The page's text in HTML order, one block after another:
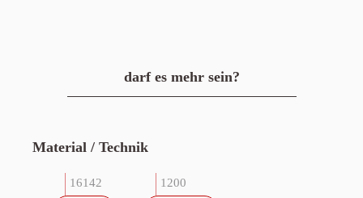
darf es mehr sein?
Material / Technik
16142 1200